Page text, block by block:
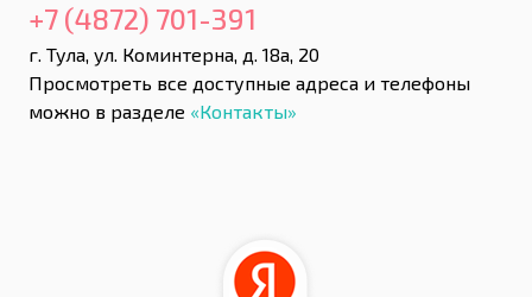
+7 (4872) 701-391
г. Тула, ул. Коминтерна, д. 18а, 20
Просмотреть все доступные адреса и телефоны
можно в разделе «Контакты»